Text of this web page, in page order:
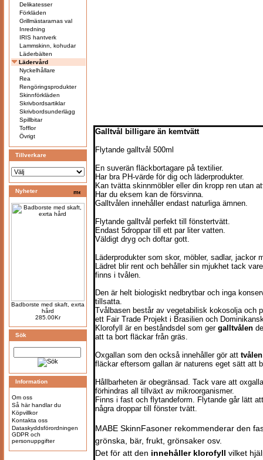
Delikatesser
Förkläden
Grillmästararnas val
Inredning
IRIS hantverk
Lammskinn, kohudar
Läderbälten
Lädervård
Nyckelhållare
Rea
Rengöringsprodukter
Skinnförkläden
Skrivbordsartiklar
Skrivbordsunderlägg
Spillbitar
Tofflor
Övrigt
Tillverkare
Nyheter
Badborste med skaft, exrta
hård
285.00Kr
Sök
Information
Om oss
Så här handlar du
Köpvillkor
Kontakta oss
Dataskyddsförordningen
GDPR och
personuppgifter
Galltvål billigare än kemtvätt
Flytande galltvål 500ml
En suverän fläckbortagare på textilier.
Har bra PH-värde för dig och läderprodukter.
Kan tvätta skinnmöbler eller din kropp ren utan
Har du eksem kan de försvinna.
Galltvålen innehåller endast naturliga ämnen.
Flytande galltvål perfekt till fönstertvätt.
Endast 5droppar till ett par liter vatten.
Väldigt dryg och doftar gott.
Läderprodukter som skor, möbler, sadlar, jackor
Lädret blir rent och behåller sin mjukhet tack
finns i tvålen.
Den är helt biologiskt nedbrytbar och inga
tillsatta.
Tvålbasen består av vegetabilisk kokosolja och
ett Fair Trade Projekt i Brasilien och
Klorofyll är en beståndsdel som ger galltvålen
att ta bort fläckar från gräs.
Oxgallan som den också innehåller gör att tvålen
fläckar eftersom gallan är naturens eget sätt att
Hållbarheten är obegränsad. Tack vare att
förhindras all tillväxt av mikroorganismer.
Finns i fast och flytandeform. Flytande går lätt
några droppar till fönster tvätt.
MABE SkinnFasoner rekommenderar den
grönska, bär, frukt, grönsaker osv.
Det för att den innehåller klorofyll vilket